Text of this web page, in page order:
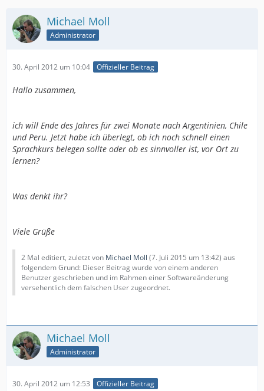
Michael Moll
Administrator
30. April 2012 um 10:04 Offizieller Beitrag
Hallo zusammen,
ich will Ende des Jahres für zwei Monate nach Argentinien, Chile
und Peru. Jetzt habe ich überlegt, ob ich noch schnell einen
Sprachkurs belegen sollte oder ob es sinnvoller ist, vor Ort zu
lernen?
Was denkt ihr?
Viele Grüße
2 Mal editiert, zuletzt von Michael Moll (7. Juli 2015 um 13:42) aus
folgendem Grund: Dieser Beitrag wurde von einem anderen
Benutzer geschrieben und im Rahmen einer Softwareänderung
versehentlich dem falschen User zugeordnet.
Michael Moll
Administrator
30. April 2012 um 12:53 Offizieller Beitrag